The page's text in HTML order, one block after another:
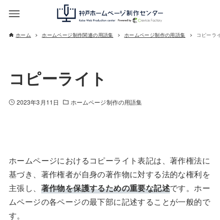
ホーム ホームページ制作関連の用語集 ホームページ制作の用語集 コピーラ
コピーライト
2023年3月11日 ホームページ制作の用語集
ホームページにおけるコピーライト表記は、著作権法に
基づき、著作権者が自身の著作物に対する法的な権利を
主張し、 著作物を保護するための重要な記述です。ホー
ムページの各ページの最下部に記述することが一般的で
す。